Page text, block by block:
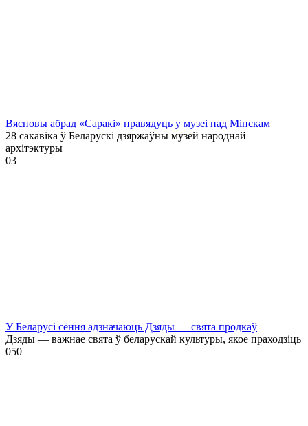
Вясновы абрад «Саракі» правядуць у музеі пад Мінскам
28 сакавіка ў Беларускі дзяржаўны музей народнай
архітэктуры
03
У Беларусі сёння адзначаюць Дзяды — свята продкаў
Дзяды — важнае свята ў беларускай культуры, якое праходзіць
050